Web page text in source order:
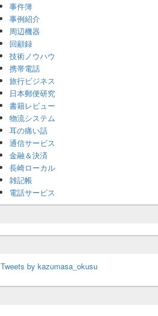
事件簿
事例紹介
周辺機器
回顧録
技術ノウハウ
携帯電話
旅行ビジネス
日本郵便研究
書籍レビュー
物流システム
耳の痛い話
通信サービス
金融＆決済
長崎ローカル
雑記帳
電話サービス
Tweets by kazumasa_okusu